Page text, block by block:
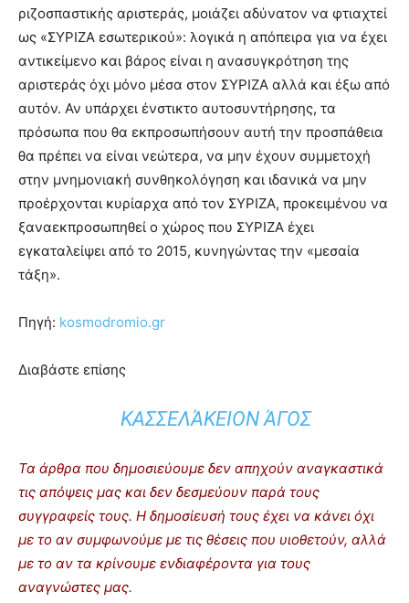
ριζοσπαστικής αριστεράς, μοιάζει αδύνατον να φτιαχτεί
ως «ΣΥΡΙΖΑ εσωτερικού»: λογικά η απόπειρα για να έχει
αντικείμενο και βάρος είναι η ανασυγκρότηση της
αριστεράς όχι μόνο μέσα στον ΣΥΡΙΖΑ αλλά και έξω από
αυτόν. Αν υπάρχει ένστικτο αυτοσυντήρησης, τα
πρόσωπα που θα εκπροσωπήσουν αυτή την προσπάθεια
θα πρέπει να είναι νεώτερα, να μην έχουν συμμετοχή
στην μνημονιακή συνθηκολόγηση και ιδανικά να μην
προέρχονται κυρίαρχα από τον ΣΥΡΙΖΑ, προκειμένου να
ξαναεκπροσωπηθεί ο χώρος που ΣΥΡΙΖΑ έχει
εγκαταλείψει από το 2015, κυνηγώντας την «μεσαία
τάξη».
Πηγή: kosmodromio.gr
Διαβάστε επίσης
ΚΑΣΣΕΛΆΚΕΙΟΝ ΆΓΟΣ
Τα άρθρα που δημοσιεύουμε δεν απηχούν αναγκαστικά
τις απόψεις μας και δεν δεσμεύουν παρά τους
συγγραφείς τους. Η δημοσίευσή τους έχει να κάνει όχι
με το αν συμφωνούμε με τις θέσεις που υιοθετούν, αλλά
με το αν τα κρίνουμε ενδιαφέροντα για τους
αναγνώστες μας.